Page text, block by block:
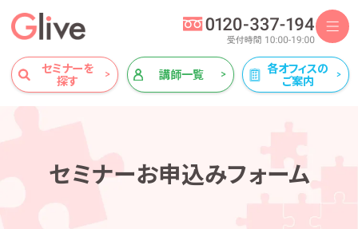
セミナーを
探す
講師一覧
各オフィスの
ご案内
セミナーお申込みフォーム